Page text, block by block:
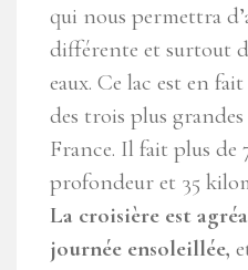
qui nous permettra
différente et surtout
eaux. Ce lac est en
des trois plus grandes
France. Il fait plus de
profondeur et 35
La croisière est
journée ensoleillée,